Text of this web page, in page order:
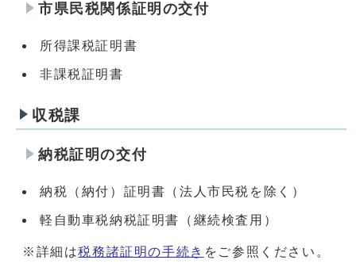
市県民税関係証明の交付
所得課税証明書
非課税証明書
収税課
納税証明の交付
納税（納付）証明書（法人市民税を除く）
軽自動車税納税証明書（継続検査用）
※詳細は税務諸証明の手続き をご参照ください。